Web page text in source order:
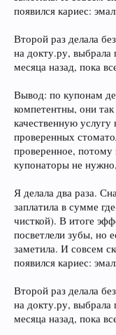
появился кариес:
Второй раз делала
на докту.ру, выбрала
месяца назад, пока
Вывод: по купонам
компетентны, они
качественную услугу
проверенных
проверенное, потому
купонаторы не
Я делала два раза.
заплатила в сумме
чисткой). В итоге
посветлели зубы, но
заметила. И совсем
появился кариес:
Второй раз делала
на докту.ру, выбрала
месяца назад, пока